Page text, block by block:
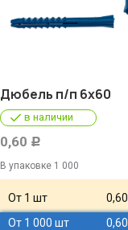
Дюбель п/п 6х60
в наличии
0,60 Р
В упаковке 1 000
От 1 шт 0,60
От 1 000 шт 0,60